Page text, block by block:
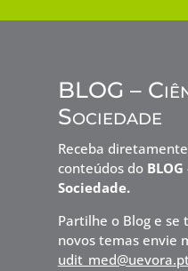
BLOG –
Sociedade
Receba
conteúdos do
Sociedade.
Partilhe o Blog e se
novos temas envie